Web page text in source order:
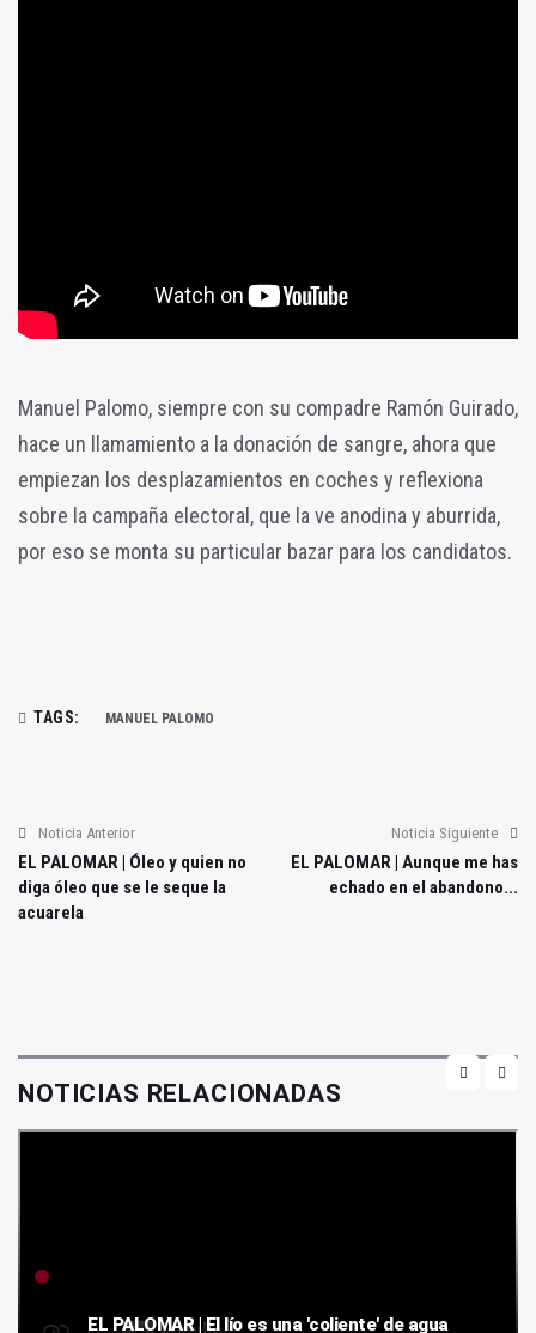
Manuel Palomo, siempre con su compadre Ramón Guirado,
hace un llamamiento a la donación de sangre, ahora que
empiezan los desplazamientos en coches y reflexiona
sobre la campaña electoral, que la ve anodina y aburrida,
por eso se monta su particular bazar para los candidatos.
TAGS: MANUEL PALOMO
Noticia Anterior
EL PALOMAR | Óleo y quien no
diga óleo que se le seque la
acuarela
Noticia Siguiente
EL PALOMAR | Aunque me has
echado en el abandono...
NOTICIAS RELACIONADAS
EL PALOMAR | El lío es una 'coliente' de agua